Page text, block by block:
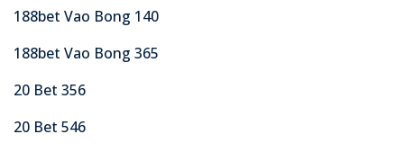
188bet Vao Bong 140
188bet Vao Bong 365
20 Bet 356
20 Bet 546